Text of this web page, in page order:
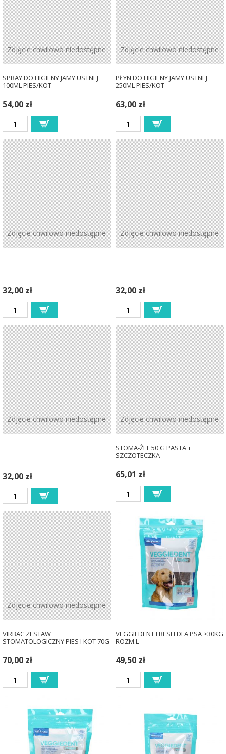
Zdjęcie chwilowo niedostępne
SPRAY DO HIGIENY JAMY USTNEJ
100ML PIES/KOT
54,00 zł
Zdjęcie chwilowo niedostępne
PŁYN DO HIGIENY JAMY USTNEJ
250ML PIES/KOT
63,00 zł
Zdjęcie chwilowo niedostępne
32,00 zł
Zdjęcie chwilowo niedostępne
32,00 zł
Zdjęcie chwilowo niedostępne
32,00 zł
Zdjęcie chwilowo niedostępne
STOMA-ŻEL 50 G PASTA +
SZCZOTECZKA
65,01 zł
Zdjęcie chwilowo niedostępne
VIRBAC ZESTAW
STOMATOLOGICZNY PIES I KOT 70G
70,00 zł
VEGGIEDENT FRESH DLA PSA >30KG
ROZM.L
49,50 zł